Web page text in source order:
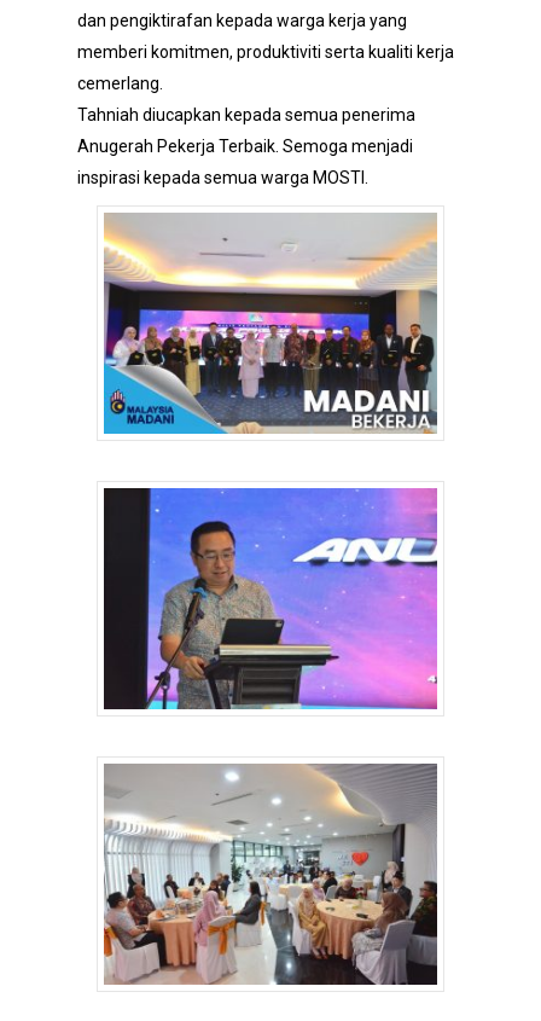
dan pengiktirafan kepada warga kerja yang
memberi komitmen, produktiviti serta kualiti kerja
cemerlang.
Tahniah diucapkan kepada semua penerima
Anugerah Pekerja Terbaik. Semoga menjadi
inspirasi kepada semua warga MOSTI.